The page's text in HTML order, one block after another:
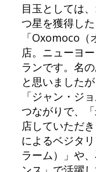
目玉としては
つ星を獲得し
「Oxomoco（
店。ニューヨ
ランです。名
と思いました
「ジャン・ジ
つながりで、
店していただ
によるベジタ
ラーム）」や